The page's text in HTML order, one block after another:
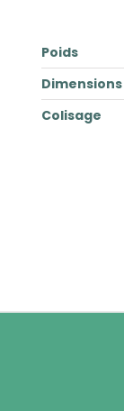
Poids
Dimensions
Colisage